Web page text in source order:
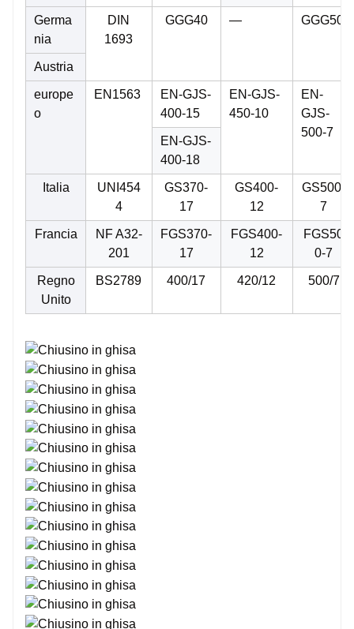
Germa
nia
DIN
1693
GGG40 — GGG50
Austria
europe
o
EN1563
EN-GJS-
400-15
EN-GJS-
450-10
EN-
GJS-
500-7
EN-GJS-
400-18
Italia
UNI454
4
GS370-
17
GS400-
12
GS500-
7
Francia
NF A32-
201
FGS370-
17
FGS400-
12
FGS50
0-7
Regno
Unito
BS2789 400/17 420/12 500/7